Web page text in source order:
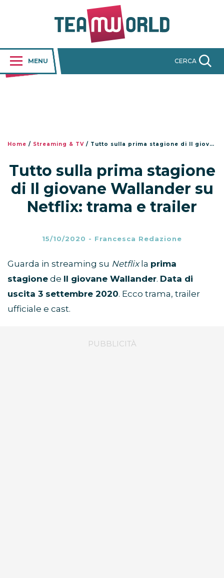
MENU CERCA
Home / Streaming & TV / Tutto sulla prima stagione di Il giovane Wallander su Netflix: trama e trailer
Tutto sulla prima stagione
di Il giovane Wallander su
Netflix: trama e trailer
15/10/2020 - Francesca Redazione
Guarda in streaming su Netflixla prima
stagione de Il giovane Wallander. Data di
uscita 3 settembre 2020. Ecco trama, trailer
ufficiale e cast.